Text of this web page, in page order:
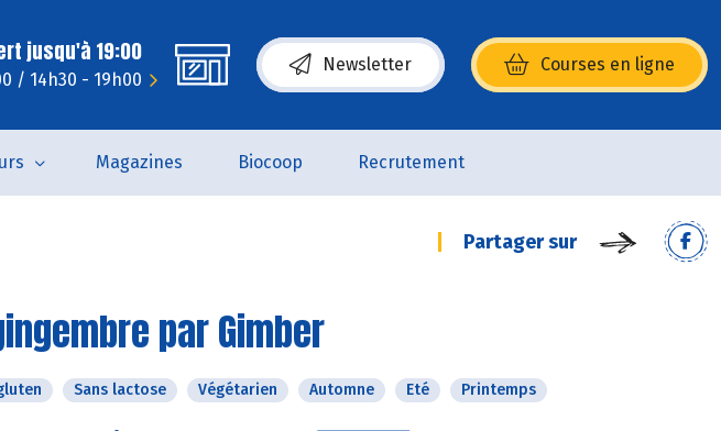
jusqu'à 19:00
/ 14h30 - 19h00
Newsletter Courses en ligne
(s’ouvre dans une nouvelle fenêtre)
Magazines Biocoop Recrutement
Partager sur
par Gimber
Sans lactose Végétarien Automne Eté Printemps